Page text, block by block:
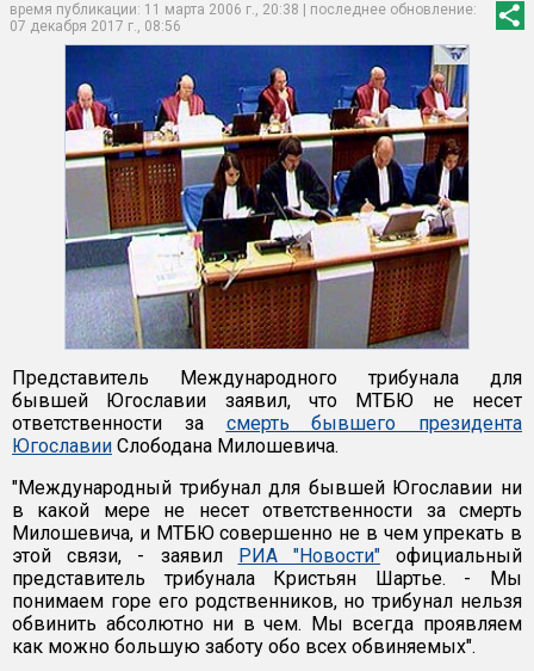
время публикации: 11 марта 2006 г., 20:38 | последнее обновление:
07 декабря 2017 г., 08:56
Представитель Международного трибунала для
бывшей Югославии заявил, что МТБЮ не несет
ответственности за смерть бывшего президента
Югославии Слободана Милошевича.
"Международный трибунал для бывшей Югославии ни
в какой мере не несет ответственности за смерть
Милошевича, и МТБЮ совершенно не в чем упрекать в
этой связи, - заявил РИА "Новости"официальный
представитель трибунала Кристьян Шартье. - Мы
понимаем горе его родственников, но трибунал нельзя
обвинить абсолютно ни в чем. Мы всегда проявляем
как можно большую заботу обо всех обвиняемых".